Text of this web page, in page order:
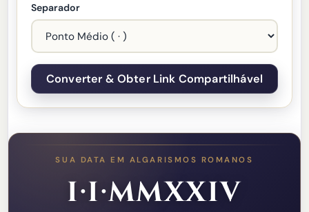
Separador
SUA DATA EM ALGARISMOS ROMANOS
I·I·MMXXIV